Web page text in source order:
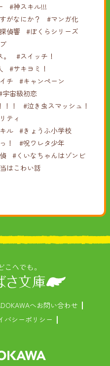
#神スキル!!!
がなにか？
#マンガ化
偵響
#ぼくらシリーズ
#スイッチ！
#サキヨミ！
チ
#キャンペーン
宇宙級初恋
！
#泣き虫スマッシュ！
ティ
ル #きょうふ小学校
！
#呪ワレタ少年
#くいなちゃんはゾンビ
はこわい話
へお問い合わせ
バシーポリシー